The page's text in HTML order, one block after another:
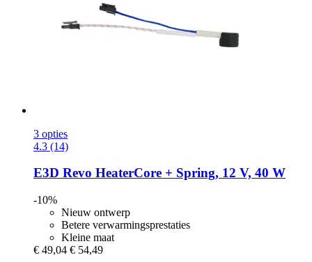
3 opties
4.3 (14)
E3D Revo HeaterCore + Spring, 12 V, 40 W
-10%
Nieuw ontwerp
Betere verwarmingsprestaties
Kleine maat
€ 49,04 € 54,49